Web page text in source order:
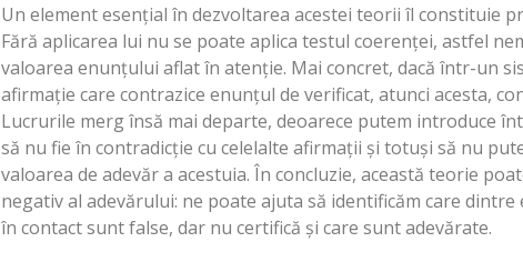
Un element esenţial în dezvoltarea acestei teorii îl constituie
Fără aplicarea lui nu se poate aplica testul coerenţei, astfel
valoarea enunţului aflat în atenţie. Mai concret, dacă într-un
afirmaţie care contrazice enunţul de verificat, atunci acesta,
Lucrurile merg însă mai departe, deoarece putem introduce
să nu fie în contradicţie cu celelalte afirmaţii şi totuşi să nu
valoarea de adevăr a acestuia. În concluzie, această teorie
negativ al adevărului: ne poate ajuta să identificăm care
în contact sunt false, dar nu certifică şi care sunt adevărate.